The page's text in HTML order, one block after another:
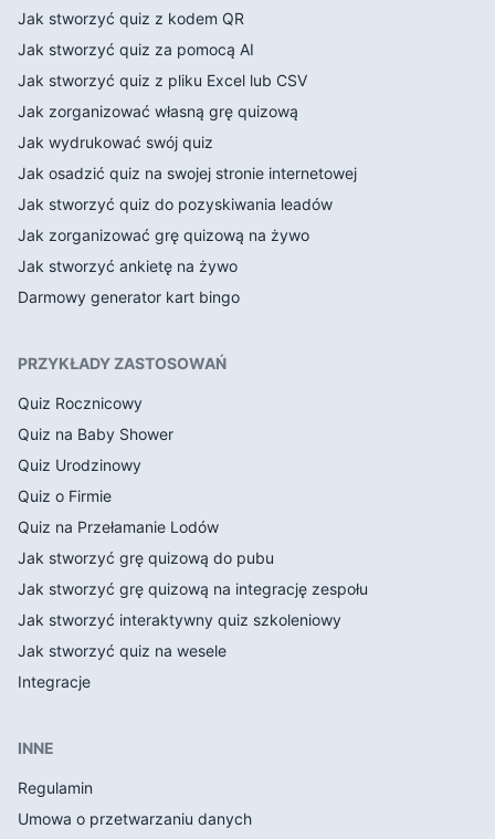
Jak stworzyć quiz z kodem QR
Jak stworzyć quiz za pomocą AI
Jak stworzyć quiz z pliku Excel lub CSV
Jak zorganizować własną grę quizową
Jak wydrukować swój quiz
Jak osadzić quiz na swojej stronie internetowej
Jak stworzyć quiz do pozyskiwania leadów
Jak zorganizować grę quizową na żywo
Jak stworzyć ankietę na żywo
Darmowy generator kart bingo
PRZYKŁADY ZASTOSOWAŃ
Quiz Rocznicowy
Quiz na Baby Shower
Quiz Urodzinowy
Quiz o Firmie
Quiz na Przełamanie Lodów
Jak stworzyć grę quizową do pubu
Jak stworzyć grę quizową na integrację zespołu
Jak stworzyć interaktywny quiz szkoleniowy
Jak stworzyć quiz na wesele
Integracje
INNE
Regulamin
Umowa o przetwarzaniu danych